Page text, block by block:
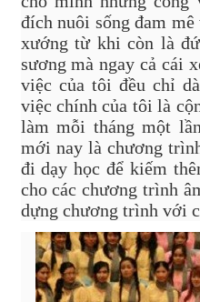
đích nuôi sống đam
xướng từ khi còn là
sương mà ngay cả cái
việc của tôi đều chỉ
việc chính của tôi là
làm mỗi tháng một
mới nay là chương
đi dạy học để kiếm
cho các chương trình
dựng chương trình với